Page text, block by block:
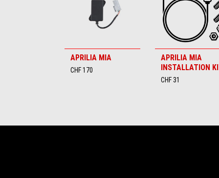
APRILIA MIA
CHF 170
APRILIA MIA
INSTALLATION
CHF 31